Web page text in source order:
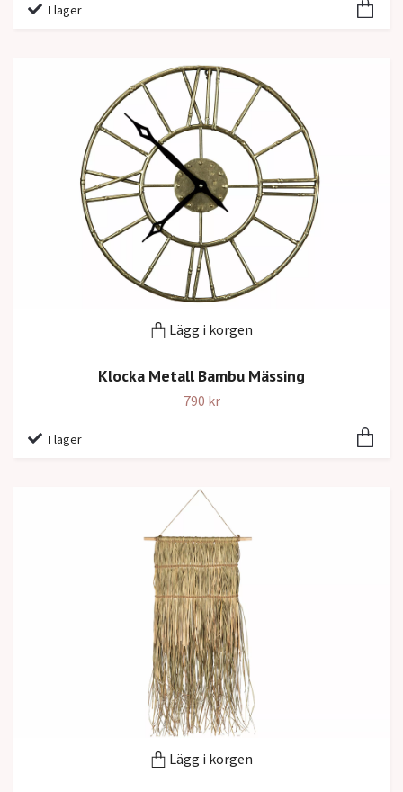
I lager
Lägg i korgen
Klocka Metall Bambu Mässing
790 kr
I lager
Lägg i korgen